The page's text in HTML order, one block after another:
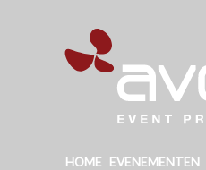
HOME EVENEMENTEN